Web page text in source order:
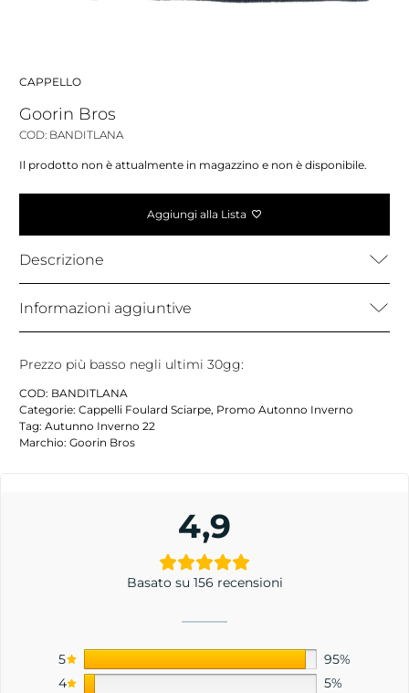
CAPPELLO
Goorin Bros
COD: BANDITLANA
Il prodotto non è attualmente in magazzino e non è disponibile.
Aggiungi alla Lista
Descrizione
Informazioni aggiuntive
Prezzo più basso negli ultimi 30gg:
COD: BANDITLANA
Categorie: Cappelli Foulard Sciarpe, Promo Autonno Inverno
Tag: Autunno Inverno 22
Marchio: Goorin Bros
4,9
Basato su 156 recensioni
5
95%
4
5%